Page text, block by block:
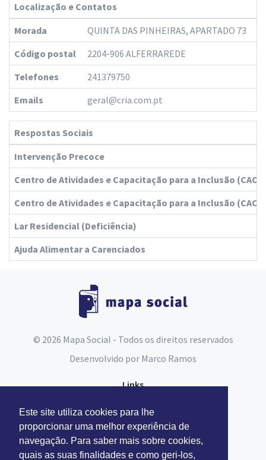
Este site utiliza cookies para lhe
proporcionar uma melhor experiência de
navegação. Para saber mais sobre cookies,
quais as suas finalidades e como geri-los,
Localização e Contatos
Morada
QUINTA DAS PINHEIRAS, APARTADO 73
Código postal
2204-906 ALFERRAREDE
Telefones
241379750
Emails
geral@cria.com.pt
Respostas Sociais
Intervenção Precoce
Centro de Atividades e Capacitação para a Inclusão (CACI)
Centro de Atividades e Capacitação para a Inclusão (CACI)
Lar Residencial (Deficiência)
Ajuda Alimentar a Carenciados
© 2026 Mapa Social - Todos os direitos reservados
Desenvolvido por Marco Ramos
Links
Carta Social
Segurança Social